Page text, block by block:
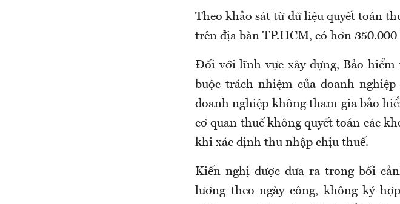
Theo khảo sát từ dữ liệu quyết toán
trên địa bàn TP.HCM, có hơn
Đối với lĩnh vực xây dựng, Bảo hiểm
buộc trách nhiệm của doanh
doanh nghiệp không tham gia bảo
cơ quan thuế không quyết toán các
khi xác định thu nhập chịu thuế.
Kiến nghị được đưa ra trong bối
lương theo ngày công, không ký